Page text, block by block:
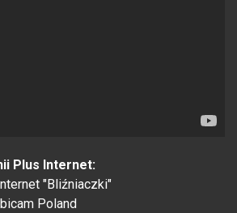
Plus Internet:
"Bliźniaczki"
Poland